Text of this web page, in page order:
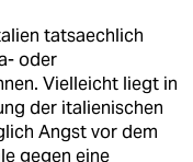
tatsaechlich
oder
Vielleicht liegt in
der italienischen
Angst vor dem
gegen eine